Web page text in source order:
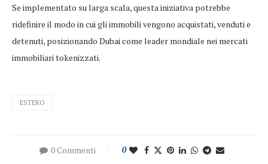
Se implementato su larga scala, questa iniziativa potrebbe
ridefinire il modo in cui gli immobili vengono acquistati, venduti e
detenuti, posizionando Dubai come leader mondiale nei mercati
immobiliari tokenizzati.
ESTERO
0 Commenti 0